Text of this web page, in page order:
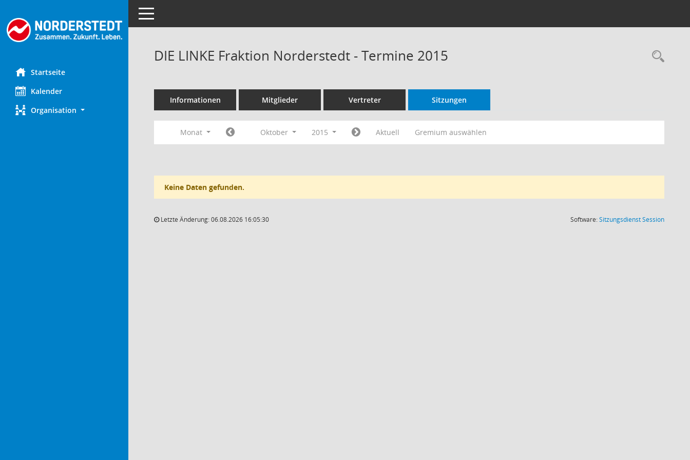
Startseite
Kalender
Organisation
Toggle navigation
DIE LINKE Fraktion Norderstedt - Termine 2015
Informationen Mitglieder Vertreter Sitzungen
Monat Oktober 2015 Aktuell Gremium auswählen
Keine Daten gefunden.
Letzte Änderung: 06.08.2026 16:05:30 Software:SitzungsdienstSession(Wird in